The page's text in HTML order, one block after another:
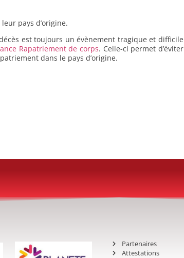
pays d’origine.
est toujours un évènement tragique et difficile
Rapatriement de corps. Celle-ci permet d’éviter
dans le pays d’origine.
Partenaires
Attestations